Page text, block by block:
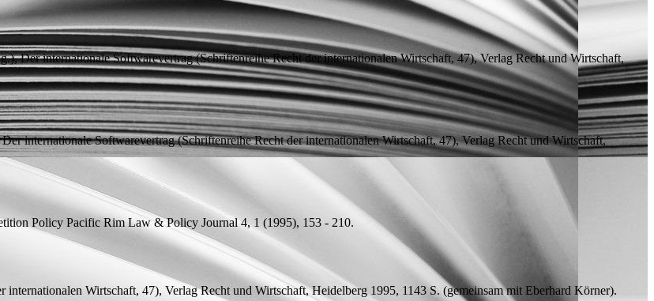
), Der internationale Softwarevertrag (Schriftenreihe Recht der internationalen Wirtschaft, 47), Verlag Recht und Wirtschaft,
internationale Softwarevertrag (Schriftenreihe Recht der internationalen Wirtschaft, 47), Verlag Recht und Wirtschaft,
Policy Pacific Rim Law & Policy Journal 4, 1 (1995), 153 - 210.
internationalen Wirtschaft, 47), Verlag Recht und Wirtschaft, Heidelberg 1995, 1143 S. (gemeinsam mit Eberhard Körner).